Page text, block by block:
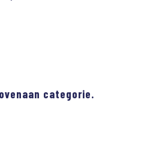
categorie.